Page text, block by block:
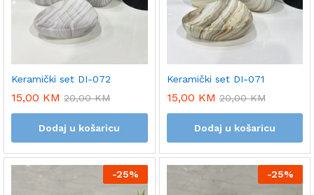
Keramički set DI-072
15,00 KM 20,00KM
Dodaj u košaricu
Keramički set DI-071
15,00 KM 20,00KM
Dodaj u košaricu
-25% -25%